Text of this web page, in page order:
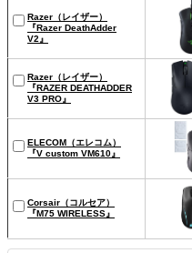
Razer（レイザー）
『Razer DeathAdder
V2』
Razer（レイザー）
『RAZER DEATHADDER
V3 PRO』
ELECOM（エレコム）
『V custom VM610』
Corsair（コルセア）
『M75 WIRELESS』